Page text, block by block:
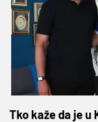
Tko kaže da je u